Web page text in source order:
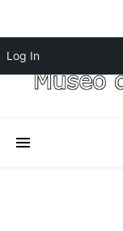
Log In